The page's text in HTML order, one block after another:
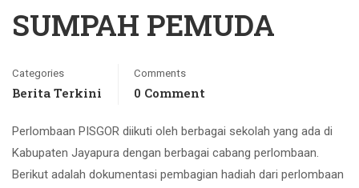
SUMPAH PEMUDA
Categories
Berita Terkini
Comments
0 Comment
Perlombaan PISGOR diikuti oleh berbagai sekolah yang ada di
Kabupaten Jayapura dengan berbagai cabang perlombaan.
Berikut adalah dokumentasi pembagian hadiah dari perlombaan